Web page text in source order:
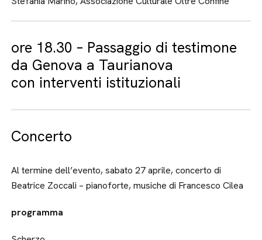
ore 18.30 – Passaggio di testimone
da Genova a Taurianova
con interventi istituzionali
Concerto
Al termine dell’evento, sabato 27 aprile, concerto di
Beatrice Zoccali – pianoforte, musiche di Francesco Cilea
programma